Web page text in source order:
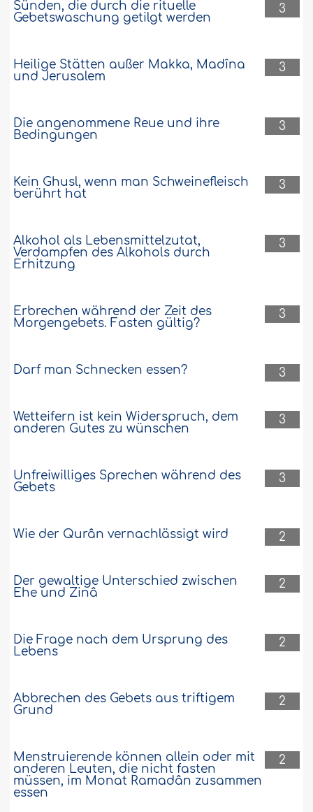
3
Sünden, die durch die rituelle
Gebetswaschung getilgt werden
3
Heilige Stätten außer Makka, Madîna
und Jerusalem
3
Die angenommene Reue und ihre
Bedingungen
3
Kein Ghusl, wenn man Schweinefleisch
berührt hat
3
Alkohol als Lebensmittelzutat,
Verdampfen des Alkohols durch
Erhitzung
3
Erbrechen während der Zeit des
Morgengebets. Fasten gültig?
3
Darf man Schnecken essen?
3
Wetteifern ist kein Widerspruch, dem
anderen Gutes zu wünschen
3
Unfreiwilliges Sprechen während des
Gebets
2
Wie der Qurân vernachlässigt wird
2
Der gewaltige Unterschied zwischen
Ehe und Zinâ
2
Die Frage nach dem Ursprung des
Lebens
2
Abbrechen des Gebets aus triftigem
Grund
2
Menstruierende können allein oder mit
anderen Leuten, die nicht fasten
müssen, im Monat Ramadân zusammen
essen